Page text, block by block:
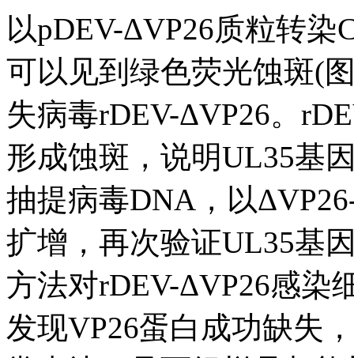
以pDEV-ΔVP26质粒转染
可以见到绿色荧光蚀斑(
失病毒rDEV-ΔVP26。
形成蚀斑，说明UL35基
抽提病毒DNA，以
扩增，再次验证UL35基
方法对rDEV-ΔVP26感染
发现VP26蛋白成功缺失